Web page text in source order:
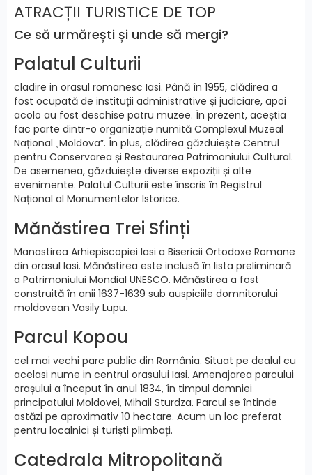
ATRACȚII TURISTICE DE TOP
Ce să urmărești și unde să mergi?
Palatul Culturii
cladire in orasul romanesc Iasi. Până în 1955, clădirea a
fost ocupată de instituții administrative și judiciare, apoi
acolo au fost deschise patru muzee. În prezent, aceștia
fac parte dintr-o organizație numită Complexul Muzeal
Național „Moldova”. În plus, clădirea găzduiește Centrul
pentru Conservarea și Restaurarea Patrimoniului Cultural.
De asemenea, găzduiește diverse expoziții și alte
evenimente. Palatul Culturii este înscris în Registrul
Național al Monumentelor Istorice.
Mănăstirea Trei Sfinți
Manastirea Arhiepiscopiei Iasi a Bisericii Ortodoxe Romane
din orasul Iasi. Mănăstirea este inclusă în lista preliminară
a Patrimoniului Mondial UNESCO. Mănăstirea a fost
construită în anii 1637-1639 sub auspiciile domnitorului
moldovean Vasily Lupu.
Parcul Kopou
cel mai vechi parc public din România. Situat pe dealul cu
acelasi nume in centrul orasului Iasi. Amenajarea parcului
orașului a început în anul 1834, în timpul domniei
principatului Moldovei, Mihail Sturdza. Parcul se întinde
astăzi pe aproximativ 10 hectare. Acum un loc preferat
pentru localnici și turiști plimbați.
Catedrala Mitropolitană